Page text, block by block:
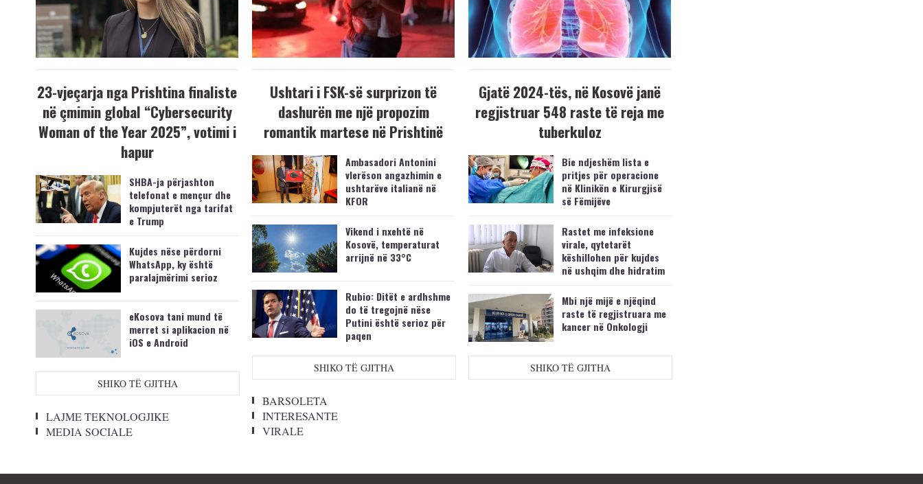
23-vjeçarja nga Prishtina finaliste
në çmimin global “Cybersecurity
Woman of the Year 2025”, votimi i
hapur
SHBA-ja përjashton
telefonat e mençur dhe
kompjuterët nga tarifat
e Trump
Kujdes nëse përdorni
WhatsApp, ky është
paralajmërimi serioz
eKosova tani mund të
merret si aplikacion në
iOS e Android
SHIKO TË GJITHA
LAJME TEKNOLOGJIKE
MEDIA SOCIALE
Ushtari i FSK-së surprizon të
dashurën me një propozim
romantik martese në Prishtinë
Ambasadori Antonini
vlerëson angazhimin e
ushtarëve italianë në
KFOR
Vikend i nxehtë në
Kosovë, temperaturat
arrijnë në 33°C
Rubio: Ditët e ardhshme
do të tregojnë nëse
Putini është serioz për
paqen
SHIKO TË GJITHA
BARSOLETA
INTERESANTE
VIRALE
Gjatë 2024-tës, në Kosovë janë
regjistruar 548 raste të reja me
tuberkuloz
Bie ndjeshëm lista e
pritjes për operacione
në Klinikën e Kirurgjisë
së Fëmijëve
Rastet me infeksione
virale, qytetarët
këshillohen për kujdes
në ushqim dhe hidratim
Mbi një mijë e njëqind
raste të regjistruara me
kancer në Onkologji
SHIKO TË GJITHA